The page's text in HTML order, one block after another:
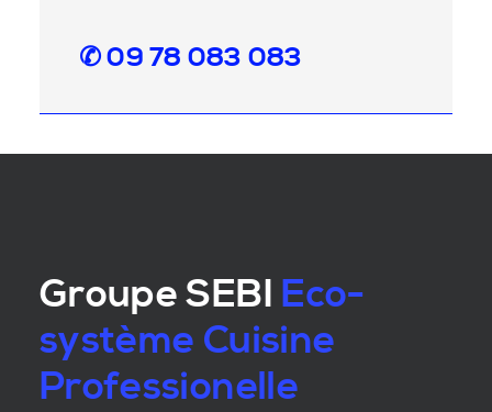
✆ 09 78 083 083
Groupe SEBI Eco-
système Cuisine
Professionelle